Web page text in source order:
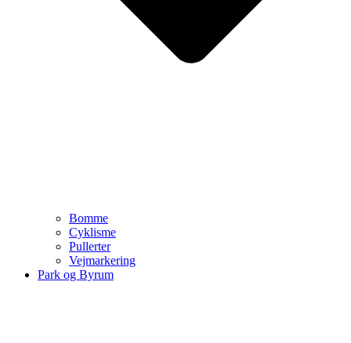
Bomme
Cyklisme
Pullerter
Vejmarkering
Park og Byrum